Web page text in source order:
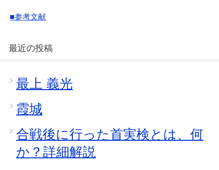
■参考文献
最近の投稿
最上 義光
霞城
合戦後に行った首実検とは、何
か？詳細解説